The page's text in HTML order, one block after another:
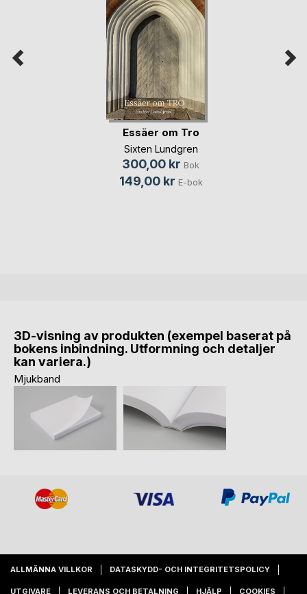
Essäer om Tro
Sixten Lundgren
300,00 kr Bok
149,00 kr E-bok
3D-visning av produkten (exempel baserat på
bokens inbindning. Utformning och detaljer
kan variera.)
Mjukband
ALLMÄNNA VILLKOR DATASKYDD- OCH INTEGRITETSPOLICY
UTGIVARE LEVERANS OCH BETALNING HJÄLP COOKIES